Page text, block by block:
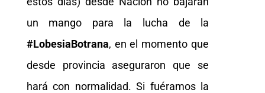
un mango para la lucha de la
#LobesiaBotrana, en el momento que
desde provincia aseguraron que se
hará con normalidad. Si fuéramos la